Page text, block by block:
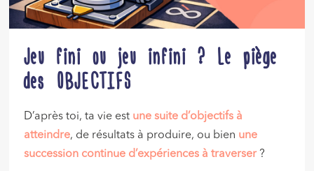
Jeu fini ou jeu infini ? Le piège
des OBJECTIFS
D’après toi, ta vie est une suite d’objectifs à
atteindre, de résultats à produire, ou bien une
succession continue d’expériences à traverser?